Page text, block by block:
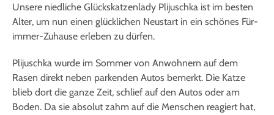
Unsere niedliche Glückskatzenlady Plijuschka ist im besten
Alter, um nun einen glücklichen Neustart in ein schönes Für-
immer-Zuhause erleben zu dürfen.
Plijuschka wurde im Sommer von Anwohnern auf dem
Rasen direkt neben parkenden Autos bemerkt. Die Katze
blieb dort die ganze Zeit, schlief auf den Autos oder am
Boden. Da sie absolut zahm auf die Menschen reagiert hat,